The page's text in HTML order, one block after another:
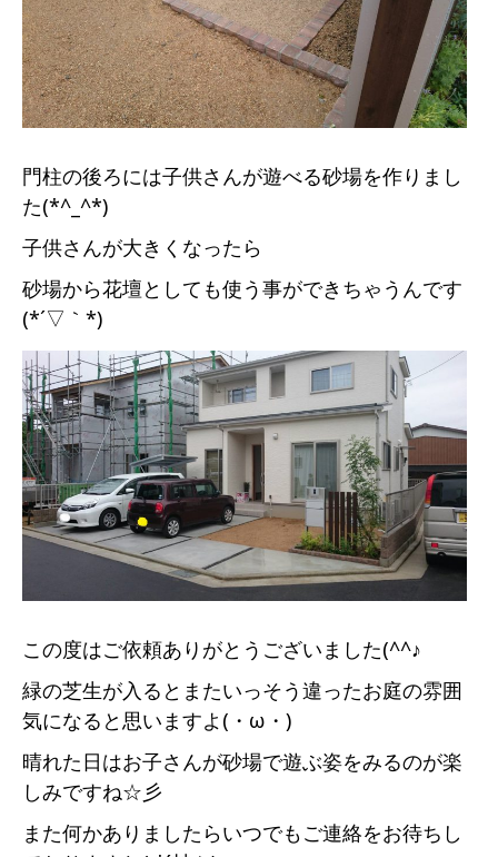
門柱の後ろには子供さんが遊べる砂場を作りまし
た(*^_^*)
子供さんが大きくなったら
砂場から花壇としても使う事ができちゃうんです
(*´▽｀*)
この度はご依頼ありがとうございました(^^♪
緑の芝生が入るとまたいっそう違ったお庭の雰囲
気になると思いますよ(・ω・)
晴れた日はお子さんが砂場で遊ぶ姿をみるのが楽
しみですね☆彡
また何かありましたらいつでもご連絡をお待ちし